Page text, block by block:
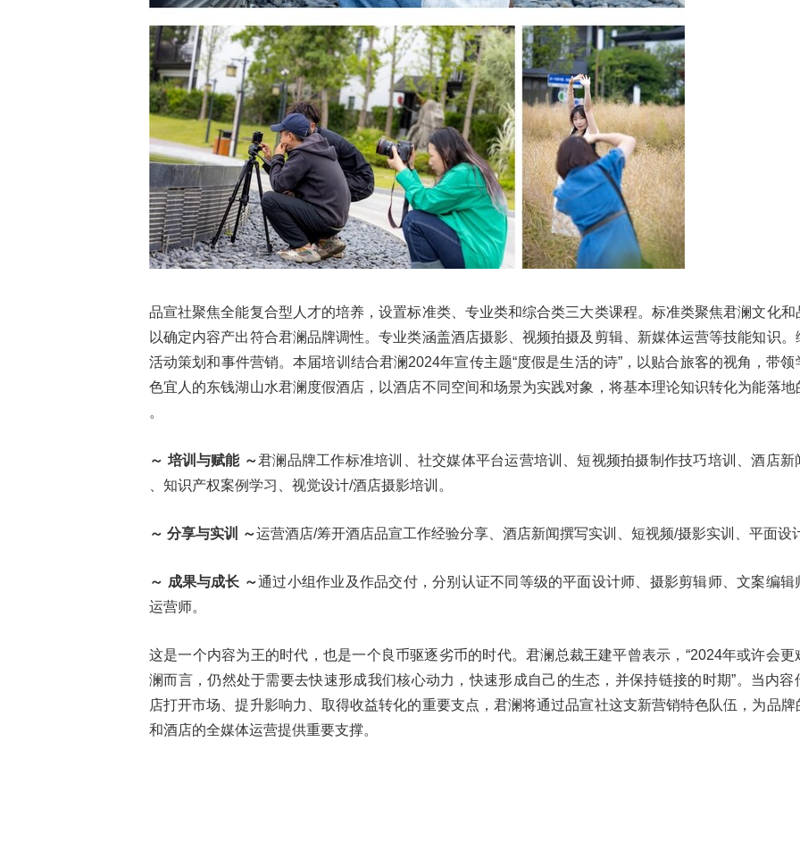
品宣社聚焦全能复合型人才的培养，设置标准类、专业类和综合类三大类课程。标准类聚焦君澜文化和
以确定内容产出符合君澜品牌调性。专业类涵盖酒店摄影、视频拍摄及剪辑、新媒体运营等技能知识。
活动策划和事件营销。本届培训结合君澜2024年宣传主题“度假是生活的诗”，以贴合旅客的视角，带领
色宜人的东钱湖山水君澜度假酒店，以酒店不同空间和场景为实践对象，将基本理论知识转化为能落地
。
～ 培训与赋能 ～君澜品牌工作标准培训、社交媒体平台运营培训、短视频拍摄制作技巧培训、酒店新
、知识产权案例学习、视觉设计/酒店摄影培训。
～ 分享与实训 ～运营酒店/筹开酒店品宣工作经验分享、酒店新闻撰写实训、短视频/摄影实训、平面设
～ 成果与成长 ～通过小组作业及作品交付，分别认证不同等级的平面设计师、摄影剪辑师、文案编辑
运营师。
这是一个内容为王的时代，也是一个良币驱逐劣币的时代。君澜总裁王建平曾表示，“2024年或许会更
澜而言，仍然处于需要去快速形成我们核心动力，快速形成自己的生态，并保持链接的时期”。当内容
店打开市场、提升影响力、取得收益转化的重要支点，君澜将通过品宣社这支新营销特色队伍，为品牌
和酒店的全媒体运营提供重要支撑。